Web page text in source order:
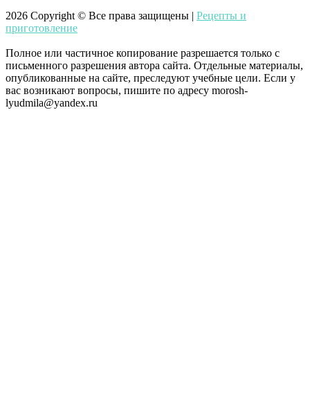
2026 Copyright © Все права защищены | Рецепты и
приготовление
Полное или частичное копирование разрешается только с
письменного разрешения автора сайта. Отдельные материалы,
опубликованные на сайте, преследуют учебные цели. Если у
вас возникают вопросы, пишите по адресу morosh-
lyudmila@yandex.ru